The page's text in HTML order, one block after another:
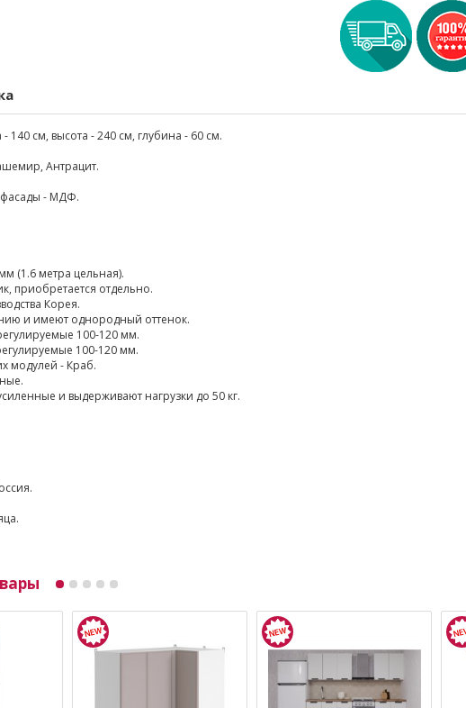
140 см, высота - 240 см, глубина - 60 см.
Антрацит.
фасады - МДФ.
(1.6 метра цельная).
приобретается отдельно.
Корея.
и имеют однородный оттенок.
100-120 мм.
100-120 мм.
модулей - Краб.
и выдерживают нагрузки до 50 кг.